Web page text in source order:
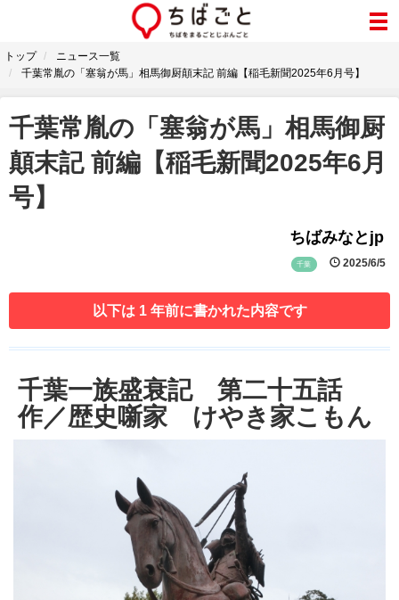
トップ
ニュース一覧
千葉常胤の「塞翁が馬」相馬御厨顛末記 前編【稲毛新聞2025年6月号】
千葉常胤の「塞翁が馬」相馬御厨
顛末記 前編【稲毛新聞2025年6月
号】
ちばみなとjp
千葉 2025/6/5
以下は 1 年前に書かれた内容です
千葉一族盛衰記 第二十五話
作／歴史噺家 けやき家こもん